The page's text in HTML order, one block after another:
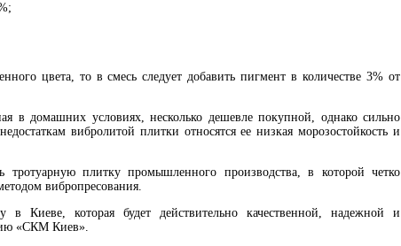
цвета, то в смесь следует добавить пигмент в количестве 3% от
в домашних условиях, несколько дешевле покупной, однако сильно
вибролитой плитки относятся ее низкая морозостойкость и
тротуарную плитку промышленного производства, в которой четко
вибропресования.
Киеве, которая будет действительно качественной, надежной и
«СКМ Киев».